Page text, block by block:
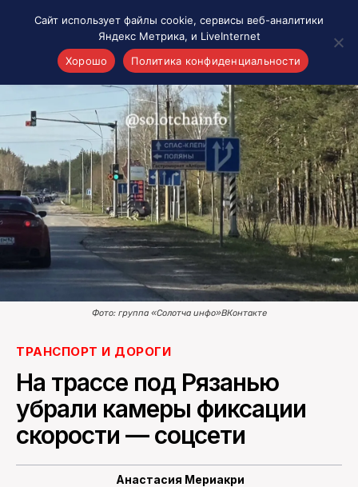
Материалы о Рязани и области
Проекты 7 инфо
Здоровье
Интересное
Новости кино и ТВ
Новости России
Политика
Новости мира
Все материалы 7инфо
ПОИСК ПО САЙТУ
Фото: группа «Солотча инфо»ВКонтакте
ТРАНСПОРТ И ДОРОГИ
На трассе под Рязанью
убрали камеры фиксации
скорости — соцсети
Анастасия Мериакри
Сайт использует файлы cookie, сервисы веб-аналитики
Яндекс Метрика, и LiveInternet
Хорошо
Политика конфиденциальности